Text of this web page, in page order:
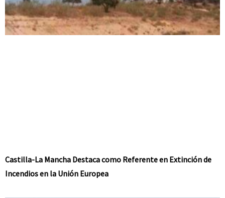
Castilla-La Mancha Destaca como Referente en Extinción de
Incendios en la Unión Europea